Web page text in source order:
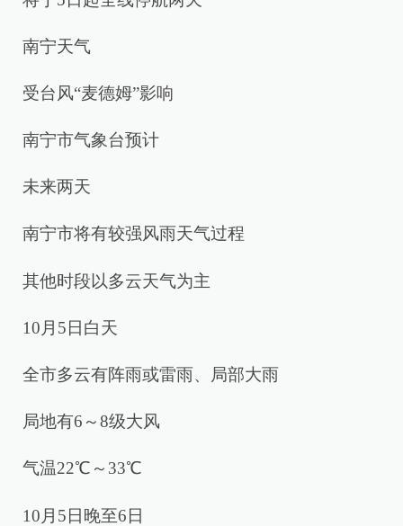
南宁天气
受台风“麦德姆”影响
南宁市气象台预计
未来两天
南宁市将有较强风雨天气过程
其他时段以多云天气为主
10月5日白天
全市多云有阵雨或雷雨、局部大雨
局地有6～8级大风
气温22℃～33℃
10月5日晚至6日